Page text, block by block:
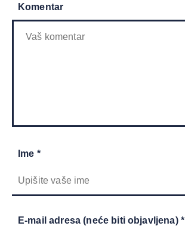
Komentar
Ime *
E-mail adresa (neće biti objavljena) *